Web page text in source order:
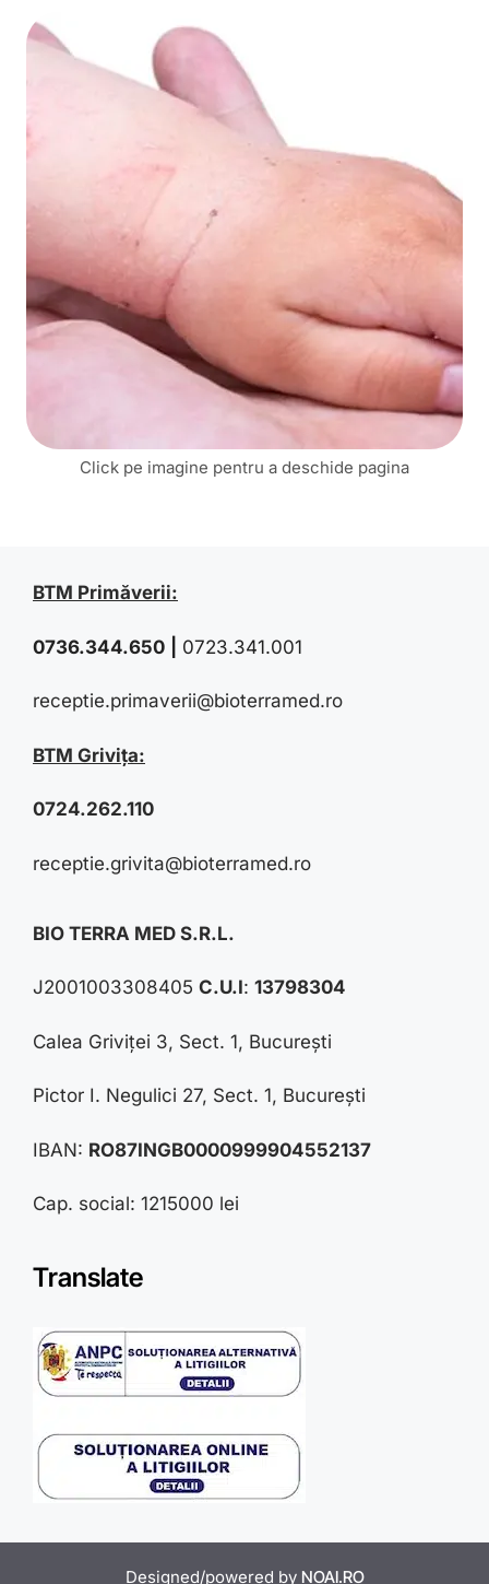
Click pe imagine pentru a deschide pagina
BTM Primăverii:
0736.344.650 0723.341.001
receptie.primaverii@bioterramed.ro
BTM Grivița:
0724.262.110
receptie.grivita@bioterramed.ro
BIO TERRA MED S.R.L.
J2001003308405 C.U.I: 13798304
Calea Griviței 3, Sect. 1, București
Pictor I. Negulici 27, Sect. 1, București
IBAN: RO87INGB0000999904552137
Cap. social: 1215000 lei
Translate
Designed/powered by NOAI.RO